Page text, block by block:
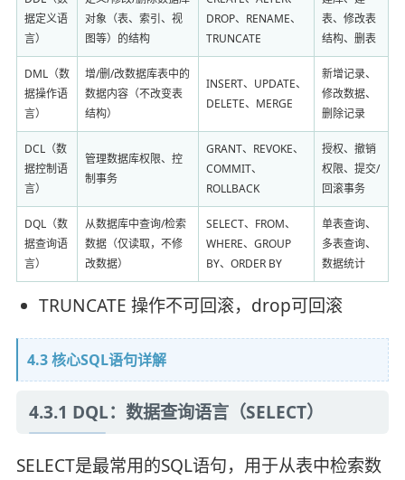
据定义语
言）
对象（表、索引、视
图等）的结构
DROP、RENAME、
TRUNCATE
表、修改表
结构、删表
DML（数
据操作语
言）
增/删/改数据库表中的
数据内容（不改变表
结构）
INSERT、UPDATE、
DELETE、MERGE
新增记录、
修改数据、
删除记录
DCL（数
据控制语
言）
管理数据库权限、控
制事务
GRANT、REVOKE、
COMMIT、
ROLLBACK
授权、撤销
权限、提交/
回滚事务
DQL（数
据查询语
言）
从数据库中查询/检索
数据（仅读取，不修
改数据）
SELECT、FROM、
WHERE、GROUP
BY、ORDER BY
单表查询、
多表查询、
数据统计
TRUNCATE 操作不可回滚，drop可回滚
4.3 核心SQL语句详解
4.3.1 DQL：数据查询语言（SELECT）
SELECT是最常用的SQL语句，用于从表中检索数